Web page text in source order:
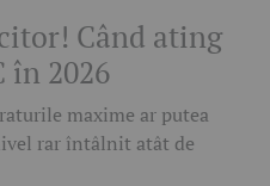
Când ating
în 2026
maxime ar putea
rar întâlnit atât de